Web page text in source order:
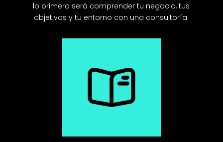
lo primero será comprender tu negocio, tus
objetivos y tu entorno con una consultoría.